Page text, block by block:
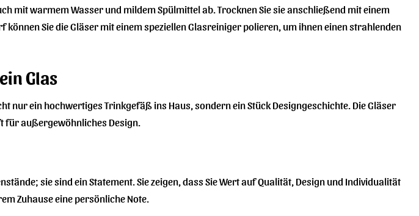
mit warmem Wasser und mildem Spülmittel ab. Trocknen Sie sie anschließend mit einem
können Sie die Gläser mit einem speziellen Glasreiniger polieren, um ihnen einen strahlenden
Glas
nur ein hochwertiges Trinkgefäß ins Haus, sondern ein Stück Designgeschichte. Die Gläser
für außergewöhnliches Design.
sie sind ein Statement. Sie zeigen, dass Sie Wert auf Qualität, Design und Individualität
Zuhause eine persönliche Note.